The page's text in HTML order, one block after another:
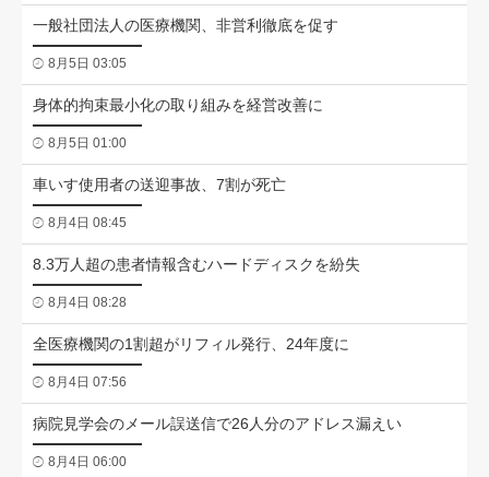
一般社団法人の医療機関、非営利徹底を促す
8月5日 03:05
身体的拘束最小化の取り組みを経営改善に
8月5日 01:00
車いす使用者の送迎事故、7割が死亡
8月4日 08:45
8.3万人超の患者情報含むハードディスクを紛失
8月4日 08:28
全医療機関の1割超がリフィル発行、24年度に
8月4日 07:56
病院見学会のメール誤送信で26人分のアドレス漏えい
8月4日 06:00